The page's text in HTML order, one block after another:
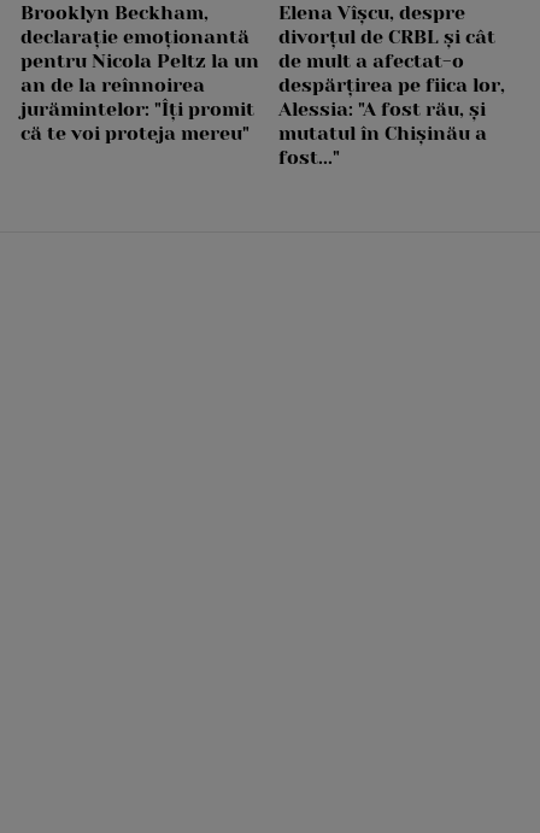
Brooklyn Beckham,
declarație emoționantă
pentru Nicola Peltz la un
an de la reînnoirea
jurămintelor: "Îți promit
că te voi proteja mereu"
Elena Vîșcu, despre
divorțul de CRBL și cât
de mult a afectat-o
despărțirea pe fiica lor,
Alessia: "A fost rău, și
mutatul în Chișinău a
fost..."